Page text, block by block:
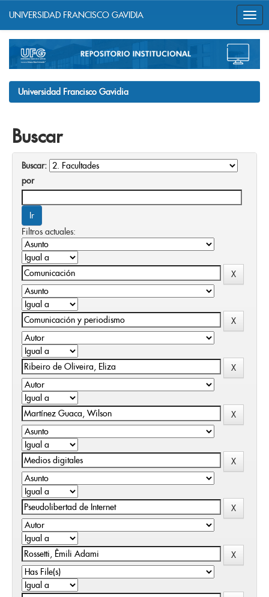
navigation
UNIVERSIDAD FRANCISCO GAVIDIA
Universidad Francisco Gavidia
Buscar
Buscar:
por
Filtros actuales: